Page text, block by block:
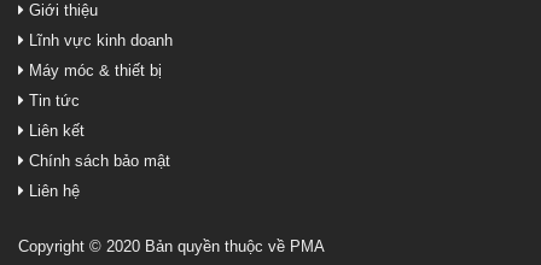
Giới thiệu
Lĩnh vực kinh doanh
Máy móc & thiết bị
Tin tức
Liên kết
Chính sách bảo mật
Liên hệ
Copyright © 2020 Bản quyền thuộc về PMA